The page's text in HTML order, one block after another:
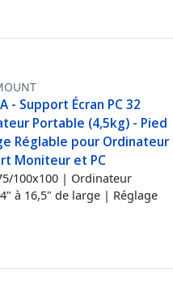
- Support Écran PC 32
Portable (4,5kg) - Pied
Réglable pour Ordinateur
Moniteur et PC
100x100 | Ordinateur
à 16,5" de large | Réglage